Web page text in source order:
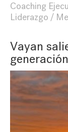
Coaching
Liderazgo
Vayan